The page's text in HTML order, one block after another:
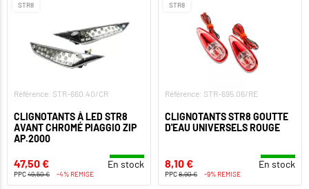
STR8
Référence: STR-660.40/CR
CLIGNOTANTS À LED STR8
AVANT CHROMÉ PIAGGIO ZIP
AP.2000
47,50 € En stock
PPC49,50 € -4% REMISE
STR8
Référence: STR-695.06/RE
CLIGNOTANTS STR8 GOUTTE
D'EAU UNIVERSELS ROUGE
8,10 € En stock
PPC8,90 € -9% REMISE